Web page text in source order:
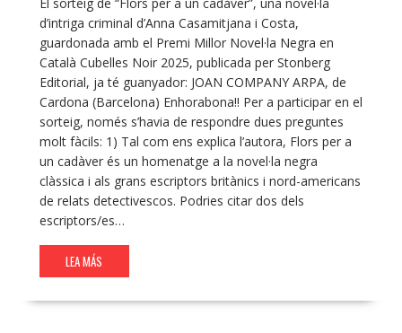
El sorteig de “Flors per a un cadàver”, una novel·la
d’intriga criminal d’Anna Casamitjana i Costa,
guardonada amb el Premi Millor Novel·la Negra en
Català Cubelles Noir 2025, publicada per Stonberg
Editorial, ja té guanyador: JOAN COMPANY ARPA, de
Cardona (Barcelona) Enhorabona!! Per a participar en el
sorteig, només s’havia de respondre dues preguntes
molt fàcils: 1) Tal com ens explica l’autora, Flors per a
un cadàver és un homenatge a la novel·la negra
clàssica i als grans escriptors britànics i nord-americans
de relats detectivescos. Podries citar dos dels
escriptors/es…
LEA MÁS